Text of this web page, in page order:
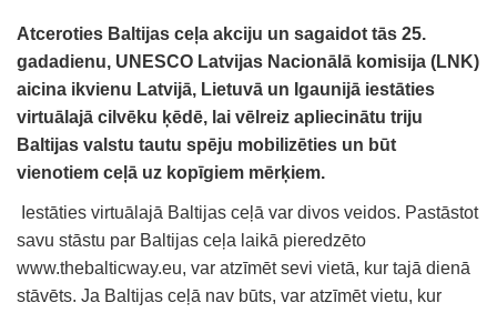
Atceroties Baltijas ceļa akciju un sagaidot tās 25.
gadadienu, UNESCO Latvijas Nacionālā komisija (LNK)
aicina ikvienu Latvijā, Lietuvā un Igaunijā iestāties
virtuālajā cilvēku ķēdē, lai vēlreiz apliecinātu triju
Baltijas valstu tautu spēju mobilizēties un būt
vienotiem ceļā uz kopīgiem mērķiem.
Iestāties virtuālajā Baltijas ceļā var divos veidos. Pastāstot
savu stāstu par Baltijas ceļa laikā pieredzēto
www.thebalticway.eu, var atzīmēt sevi vietā, kur tajā dienā
stāvēts. Ja Baltijas ceļā nav būts, var atzīmēt vietu, kur